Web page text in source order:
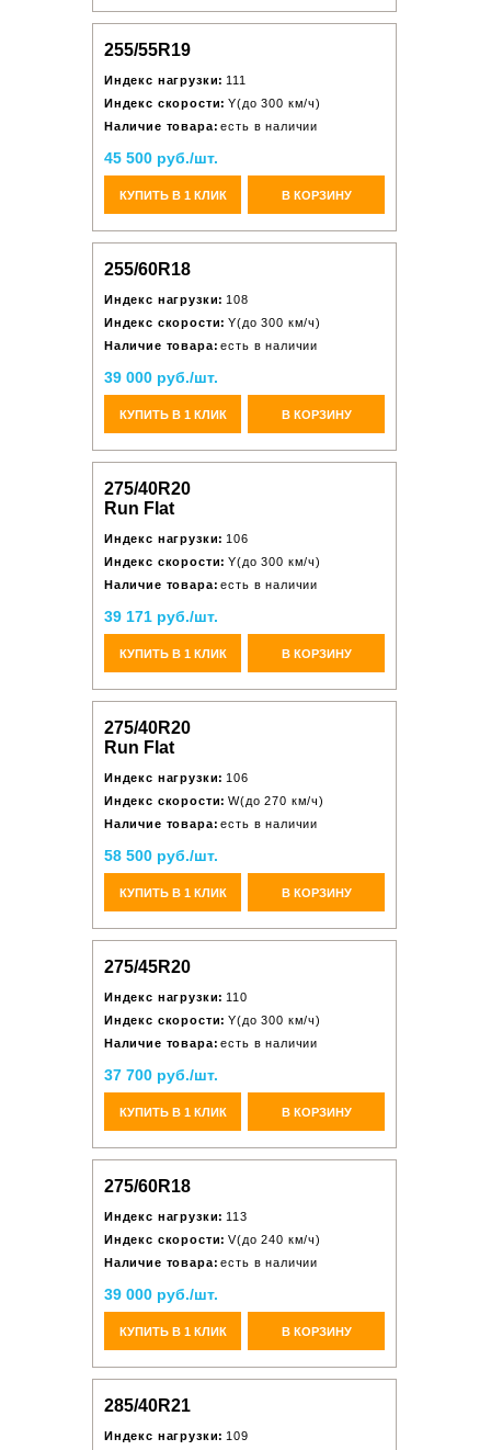
255/55R19
Индекс нагрузки: 111
Индекс скорости: Y(до 300 км/ч)
Наличие товара: есть в наличии
45 500 руб./шт.
КУПИТЬ В 1 КЛИК В КОРЗИНУ
255/60R18
Индекс нагрузки: 108
Индекс скорости: Y(до 300 км/ч)
Наличие товара: есть в наличии
39 000 руб./шт.
КУПИТЬ В 1 КЛИК В КОРЗИНУ
275/40R20
Run Flat
Индекс нагрузки: 106
Индекс скорости: Y(до 300 км/ч)
Наличие товара: есть в наличии
39 171 руб./шт.
КУПИТЬ В 1 КЛИК В КОРЗИНУ
275/40R20
Run Flat
Индекс нагрузки: 106
Индекс скорости: W(до 270 км/ч)
Наличие товара: есть в наличии
58 500 руб./шт.
КУПИТЬ В 1 КЛИК В КОРЗИНУ
275/45R20
Индекс нагрузки: 110
Индекс скорости: Y(до 300 км/ч)
Наличие товара: есть в наличии
37 700 руб./шт.
КУПИТЬ В 1 КЛИК В КОРЗИНУ
275/60R18
Индекс нагрузки: 113
Индекс скорости: V(до 240 км/ч)
Наличие товара: есть в наличии
39 000 руб./шт.
КУПИТЬ В 1 КЛИК В КОРЗИНУ
285/40R21
Индекс нагрузки: 109